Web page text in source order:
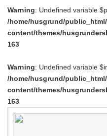
Warning: Undefined variable
/home/husgrund/
content/themes/
163
Warning: Undefined variable
/home/husgrund/
content/themes/
163